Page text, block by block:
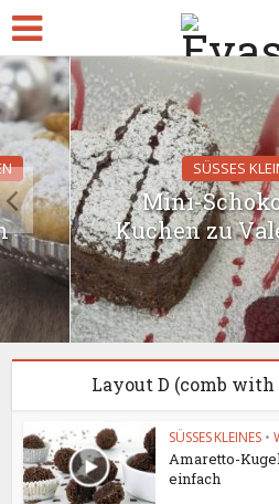
SÜSSES
Mini-
Kuchen zu
Layout D (comb with
SÜSSES KLEINES •
Amaretto-
einfach